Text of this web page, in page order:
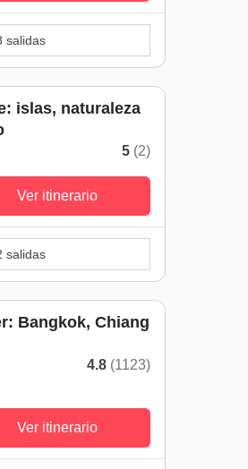
salidas
islas, naturaleza
5 (2)
Ver itinerario
salidas
Bangkok, Chiang
4.8 (1123)
Ver itinerario